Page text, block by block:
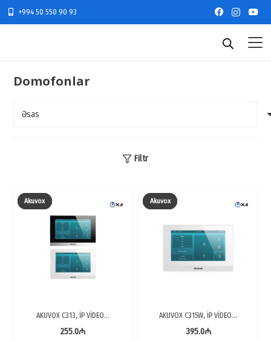
+994 50 550 90 93
Domofonlar
Filtr
Akuvox
AKUVOX C313, İP VİDEO…
255.0₼
Akuvox
AKUVOX C315W, İP VİDEO…
395.0₼